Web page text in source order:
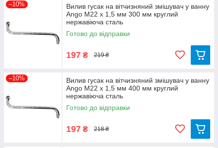
–10%
Вилив гусак на вітчизняний змішувач у ванну
Ango М22 х 1,5 мм 300 мм круглий
нержавіюча сталь
Готово до відправки
197 ₴ 219 ₴
–10%
Вилив гусак на вітчизняний змішувач у ванну
Ango М22 х 1,5 мм 400 мм круглий
нержавіюча сталь
Готово до відправки
197 ₴ 218 ₴